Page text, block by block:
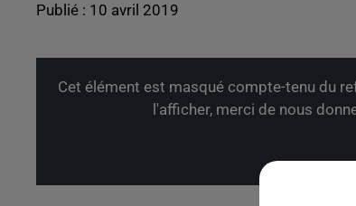
Publié : 10 avril 2019
Cet élément est masqué compte-tenu du
l'afficher, merci de nous